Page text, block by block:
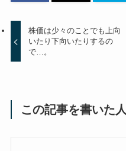
株価は少々のことでも上向
いたり下向いたりするの
で…。
この記事を書いた人